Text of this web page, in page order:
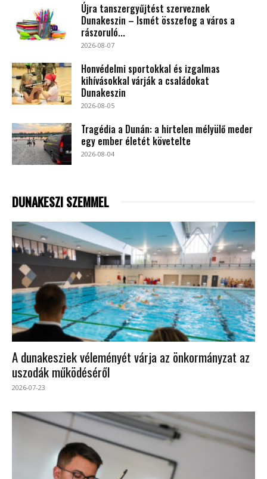
Újra tanszergyűjtést szerveznek
Dunakeszin – Ismét összefog a város a
rászoruló...
2026-08-07
Honvédelmi sportokkal és izgalmas
kihívásokkal várják a családokat
Dunakeszin
2026-08-05
Tragédia a Dunán: a hirtelen mélyülő meder
egy ember életét követelte
2026-08-04
DUNAKESZI SZEMMEL
A dunakesziek véleményét várja az önkormányzat az
uszodák működéséről
2026-07-23